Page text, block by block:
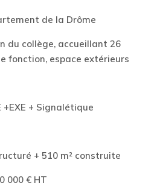
de la Drôme
du collège, accueillant 26
fonction, espace extérieurs
+EXE + Signalétique
+ 510 m² construite
000 € HT